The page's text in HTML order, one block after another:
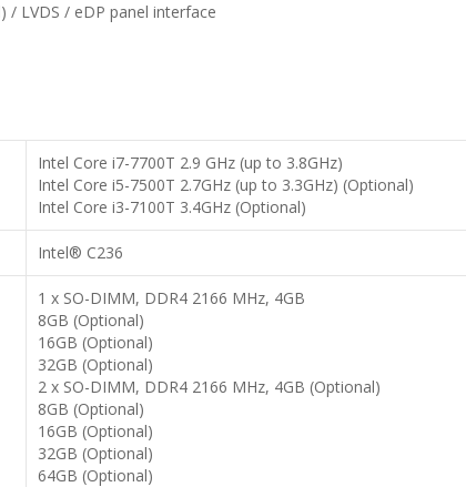
/ LVDS / eDP panel interface
Intel Core i7-7700T 2.9 GHz (up to 3.8GHz)
Intel Core i5-7500T 2.7GHz (up to 3.3GHz) (Optional)
Intel Core i3-7100T 3.4GHz (Optional)
Intel® C236
1 x SO-DIMM, DDR4 2166 MHz, 4GB
8GB (Optional)
16GB (Optional)
32GB (Optional)
2 x SO-DIMM, DDR4 2166 MHz, 4GB (Optional)
8GB (Optional)
16GB (Optional)
32GB (Optional)
64GB (Optional)